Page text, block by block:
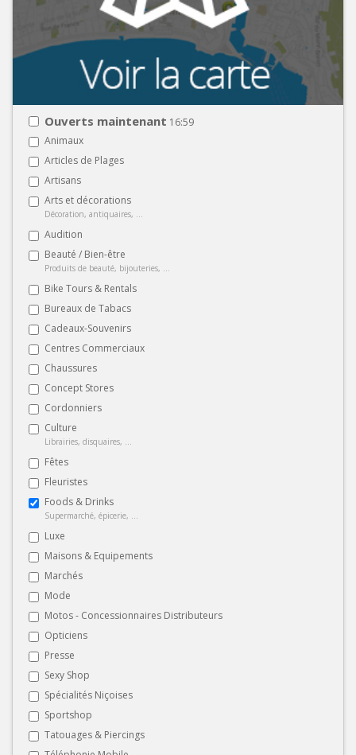
Ouverts maintenant 16:59
Animaux
Articles de Plages
Artisans
Arts et décorations
Décoration, antiquaires, ...
Audition
Beauté / Bien-être
Produits de beauté, bijouteries, ...
Bike Tours & Rentals
Bureaux de Tabacs
Cadeaux-Souvenirs
Centres Commerciaux
Chaussures
Concept Stores
Cordonniers
Culture
Librairies, disquaires, ...
Fêtes
Fleuristes
Foods & Drinks
Supermarché, épicerie, ...
Luxe
Maisons & Equipements
Marchés
Mode
Motos - Concessionnaires Distributeurs
Opticiens
Presse
Sexy Shop
Spécialités Niçoises
Sportshop
Tatouages & Piercings